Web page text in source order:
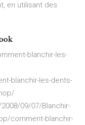
en utilisant des
blanchir-les-
blanchir-les-dents-
09/07/Blanchir-
comment-blanchir-